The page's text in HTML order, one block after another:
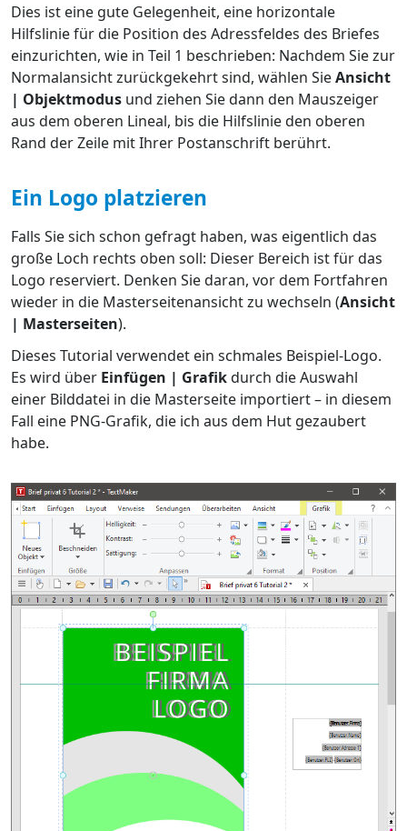
Dies ist eine gute Gelegenheit, eine horizontale
Hilfslinie für die Position des Adressfeldes des Briefes
einzurichten, wie in Teil 1 beschrieben: Nachdem Sie zur
Normalansicht zurückgekehrt sind, wählen SieAnsicht
| Objektmodus und ziehen Sie dann den Mauszeiger
aus dem oberen Lineal, bis die Hilfslinie den oberen
Rand der Zeile mit Ihrer Postanschrift berührt.
Ein Logo platzieren
Falls Sie sich schon gefragt haben, was eigentlich das
große Loch rechts oben soll: Dieser Bereich ist für das
Logo reserviert. Denken Sie daran, vor dem Fortfahren
wieder in die Masterseitenansicht zu wechseln (Ansicht
| Masterseiten).
Dieses Tutorial verwendet ein schmales Beispiel-Logo.
Es wird über Einfügen | Grafikdurch die Auswahl
einer Bilddatei in die Masterseite importiert – in diesem
Fall eine PNG-Grafik, die ich aus dem Hut gezaubert
habe.